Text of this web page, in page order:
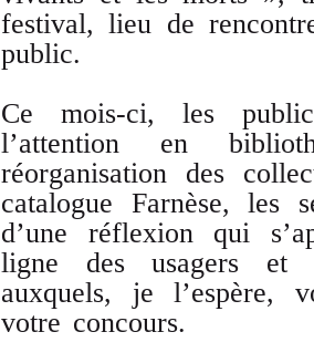
festival, lieu de
public.
Ce mois-ci, les
l’attention en
réorganisation des
catalogue Farnèse, les
d’une réflexion qui
ligne des usagers et
auxquels, je l’espère,
votre concours.